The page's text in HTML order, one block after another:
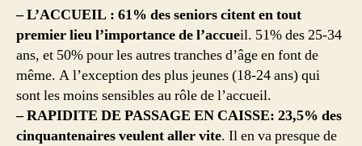
– L’ACCUEIL : 61% des seniors citent en tout
premier lieu l’importance de l’accueil. 51% des 25-34
ans, et 50% pour les autres tranches d’âge en font de
même. A l’exception des plus jeunes (18-24 ans) qui
sont les moins sensibles au rôle de l’accueil.
– RAPIDITE DE PASSAGE EN CAISSE: 23,5% des
cinquantenaires veulent aller vite. Il en va presque de